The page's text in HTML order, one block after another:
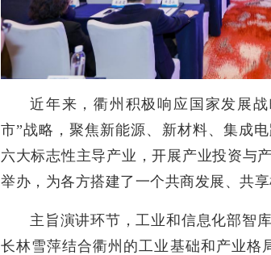
近年来，衢州积极响应国家发展
市”战略，聚焦新能源、新材料、集成
六大标志性主导产业，开展产业投资与
举办，为各方搭建了一个共商发展、共享
主旨演讲环节，工业和信息化部智
长林雪萍结合衢州的工业基础和产业格